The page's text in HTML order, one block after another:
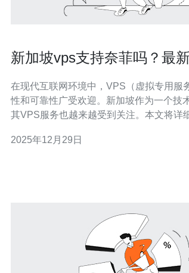
新加坡vps支持奈菲吗？最
在现代互联网环境中，VPS（虚拟专用服
性和可靠性广受欢迎。新加坡作为一个技
其VPS服务也越来越受到关注。本文将详
（Naive）是一种新兴的流媒体服务，很多
2025年12月29日